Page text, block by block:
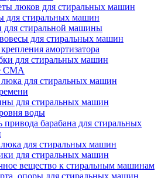
люков для стиральных машин
для стиральных машин
стиральной машины
для стиральных машин
амортизатора
для стиральных машин
СМА
для стиральных машин
для стиральных машин
воды
привода барабана для стиральных
для стиральных машин
для стиральных машин
вещество к стиральным машинам
опоры для стиральных машин